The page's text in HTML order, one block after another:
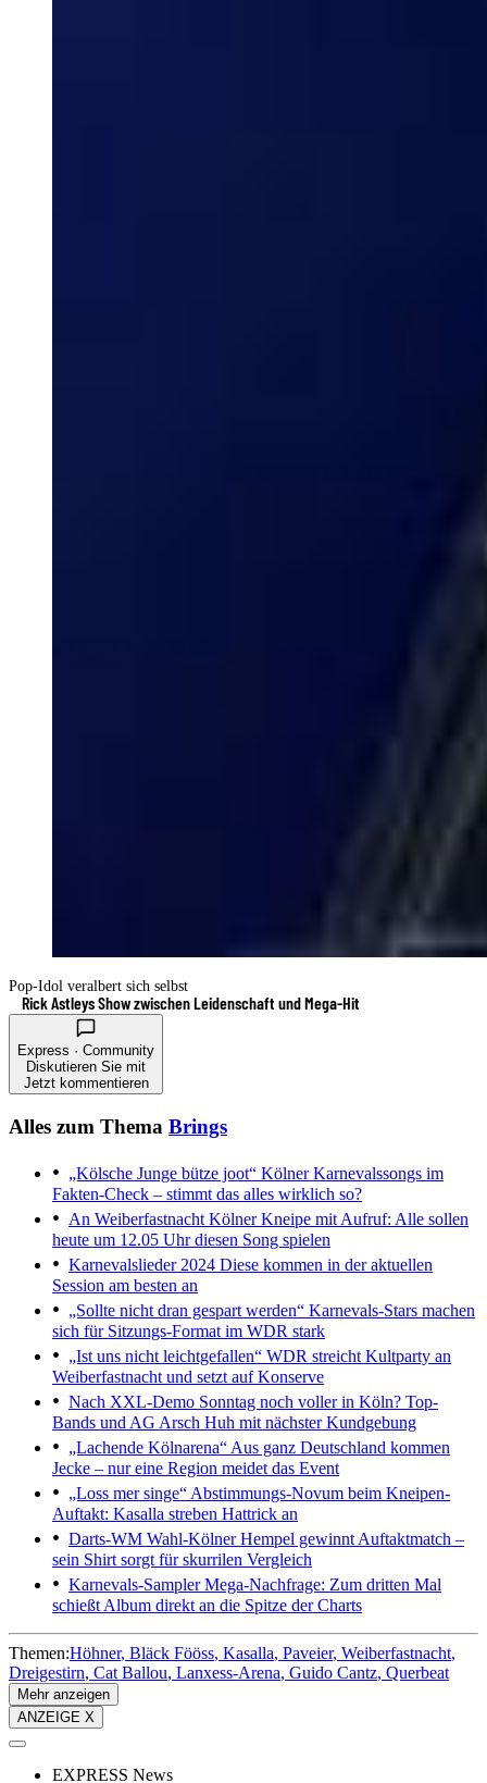
Pop-Idol veralbert sich selbst
Rick Astleys Show zwischen Leidenschaft und Mega-Hit
Express · Community
Diskutieren Sie mit
Jetzt kommentieren
Alles zum Thema Brings
„Kölsche Junge bütze joot“ Kölner Karnevalssongs im
Fakten-Check – stimmt das alles wirklich so?
An Weiberfastnacht Kölner Kneipe mit Aufruf: Alle sollen
heute um 12.05 Uhr diesen Song spielen
Karnevalslieder 2024 Diese kommen in der aktuellen
Session am besten an
„Sollte nicht dran gespart werden“ Karnevals-Stars machen
sich für Sitzungs-Format im WDR stark
„Ist uns nicht leichtgefallen“ WDR streicht Kultparty an
Weiberfastnacht und setzt auf Konserve
Nach XXL-Demo Sonntag noch voller in Köln? Top-
Bands und AG Arsch Huh mit nächster Kundgebung
„Lachende Kölnarena“ Aus ganz Deutschland kommen
Jecke – nur eine Region meidet das Event
„Loss mer singe“ Abstimmungs-Novum beim Kneipen-
Auftakt: Kasalla streben Hattrick an
Darts-WM Wahl-Kölner Hempel gewinnt Auftaktmatch –
sein Shirt sorgt für skurrilen Vergleich
Karnevals-SamplerMega-Nachfrage: Zum dritten Mal
schießt Album direkt an die Spitze der Charts
Themen:Höhner Bläck Fööss Kasalla Paveier Weiberfastnacht
Dreigestirn Cat Ballou Lanxess-Arena Guido Cantz Querbeat
Mehr anzeigen
ANZEIGE X
EXPRESS News